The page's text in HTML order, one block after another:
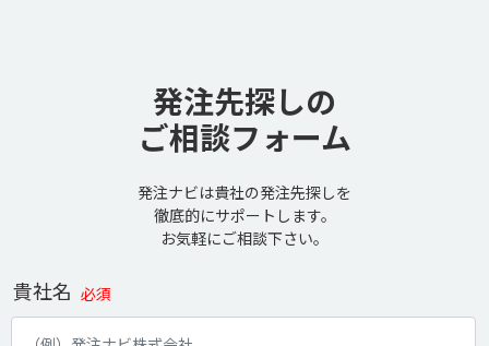
発注先探しの
ご相談フォーム
発注ナビは貴社の発注先探しを
徹底的にサポートします。
お気軽にご相談下さい。
貴社名 必須